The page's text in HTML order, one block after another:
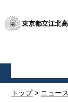
東京都立江北
トップ> ニュース